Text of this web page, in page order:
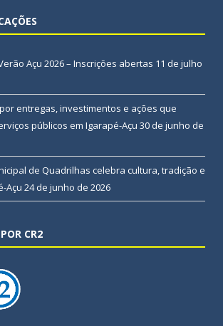
Açu 2026 – Inscrições abertas 11 de julho
entregas, investimentos e ações que
públicos em Igarapé-Açu 30 de junho de
de Quadrilhas celebra cultura, tradição e
Açu 24 de junho de 2026
CR2